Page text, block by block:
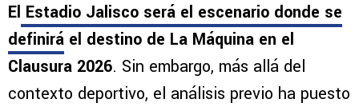
El Estadio Jalisco será el escenario donde se
definirá el destino de La Máquina en el
Clausura 2026. Sin embargo, más allá del
contexto deportivo, el análisis previo ha puesto